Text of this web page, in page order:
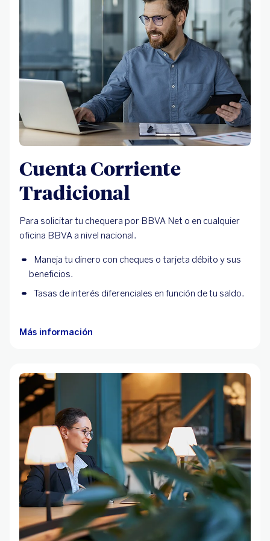
Cuenta Corriente
Tradicional
Para solicitar tu chequera por BBVA Net o en cualquier
oficina BBVA a nivel nacional.
Maneja tu dinero con cheques o tarjeta débito y sus
beneficios.
Tasas de interés diferenciales en función de tu saldo.
Más información